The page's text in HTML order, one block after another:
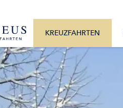
KREUZFAHRTEN
Mo. – Fr. 9:30 – 17:30 Uhr